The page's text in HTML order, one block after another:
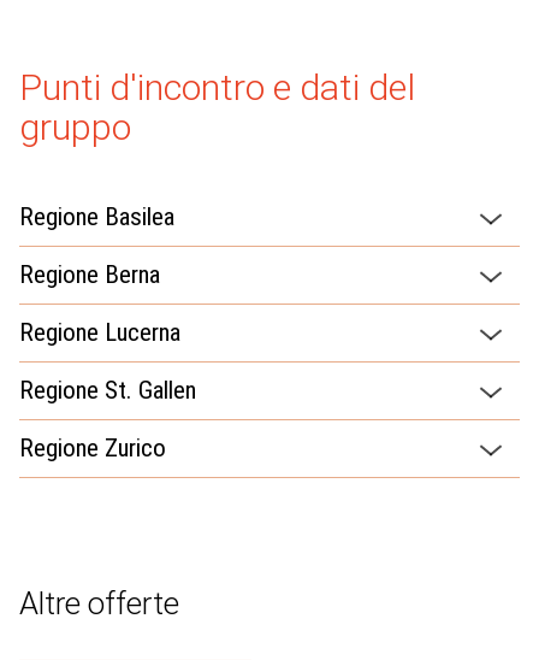
Punti d'incontro e dati del
gruppo
Regione Basilea
Regione Berna
Regione Lucerna
Regione St. Gallen
Regione Zurico
Altre offerte